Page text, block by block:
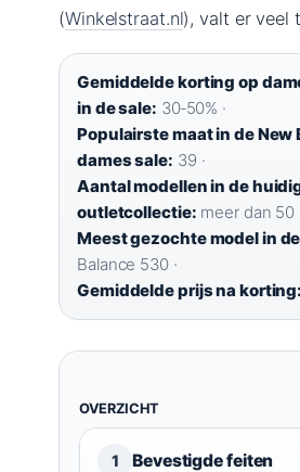
(Winkelstraat.nl), valt er veel
Gemiddelde korting op
in de sale: 30‑50% ·
Populairste maat in de New
dames sale: 39 ·
Aantal modellen in de
outletcollectie: meer dan 50
Meest gezochte model in
Balance 530 ·
Gemiddelde prijs na korting:
OVERZICHT
1 Bevestigde feiten